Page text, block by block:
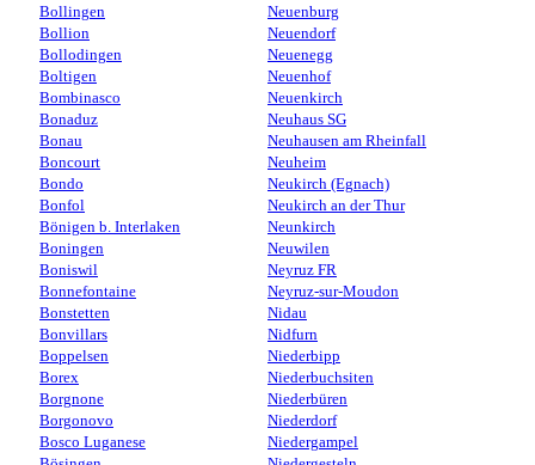
Bollingen
Bollion
Bollodingen
Boltigen
Bombinasco
Bonaduz
Bonau
Boncourt
Bondo
Bonfol
Bönigen b. Interlaken
Boningen
Boniswil
Bonnefontaine
Bonstetten
Bonvillars
Boppelsen
Borex
Borgnone
Borgonovo
Bosco Luganese
Neuenburg
Neuendorf
Neuenegg
Neuenhof
Neuenkirch
Neuhaus SG
Neuhausen am Rheinfall
Neuheim
Neukirch (Egnach)
Neukirch an der Thur
Neunkirch
Neuwilen
Neyruz FR
Neyruz-sur-Moudon
Nidau
Nidfurn
Niederbipp
Niederbuchsiten
Niederbüren
Niederdorf
Niedergampel